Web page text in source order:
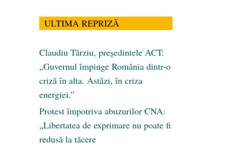
ULTIMA REPRIZĂ
Claudiu Târziu, președintele ACT:
„Guvernul împinge România dintr-o
criză în alta. Astăzi, în criza
energiei.”
Protest împotriva abuzurilor CNA:
„Libertatea de exprimare nu poate fi
redusă la tăcere